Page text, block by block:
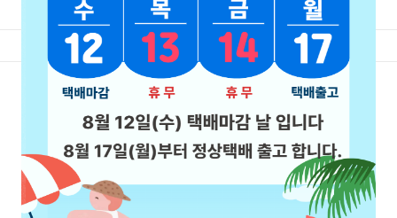
회사정보 개인정보 처리방침 이용안내
이용약관 PC 바로가기
CS CENTER
055-241-6662
010-4581-1222
mcfood24@naver.com
MON-FRI 09:00 - 6:00
LUNCH 12:00 - 1:00
SAT.SUN.HOLIDAY OFF
BANK ACCOUNT
우리 1002-634-121721
농협 301-0040-8186-21
국민 651401-04-279403
신한 110-300-315146
예금주 : 김철호